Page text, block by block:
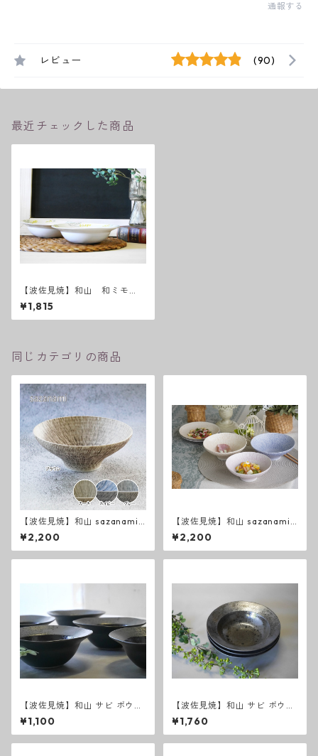
通報する
レビュー (90)
最近チェックした商品
【波佐見焼】和山 和ミモ
ザ ボウルM
¥1,815
同じカテゴリの商品
【波佐見焼】和山 sazanami
新色 平碗
¥2,200
【波佐見焼】和山 sazanami
平碗
¥2,200
【波佐見焼】和山 サビ ボウル
S 和モダン シンプル シック
おしゃれ
¥1,100
【波佐見焼】和山 サビ ボウル
M 和モダン シンプル シック
おしゃれ
¥1,760